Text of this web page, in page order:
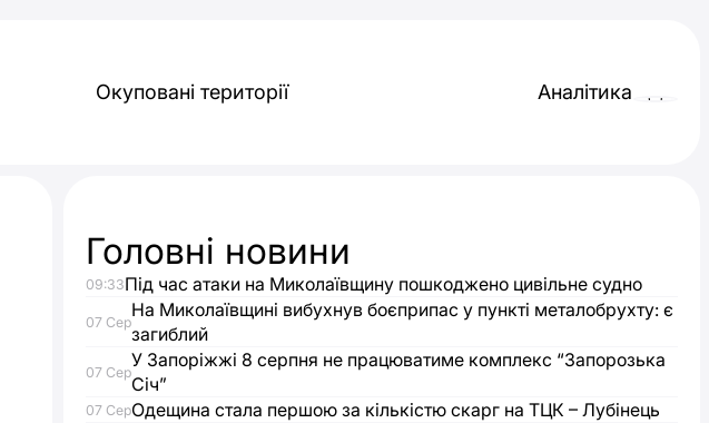
Окуповані території Аналітика
Головні новини
09:33Під час атаки на Миколаївщину пошкоджено цивільне судно
07 Сер
На Миколаївщині вибухнув боєприпас у пункті металобрухту: є
загиблий
07 Сер
У Запоріжжі 8 серпня не працюватиме комплекс “Запорозька
Січ”
07 СерОдещина стала першою за кількістю скарг на ТЦК – Лубінець